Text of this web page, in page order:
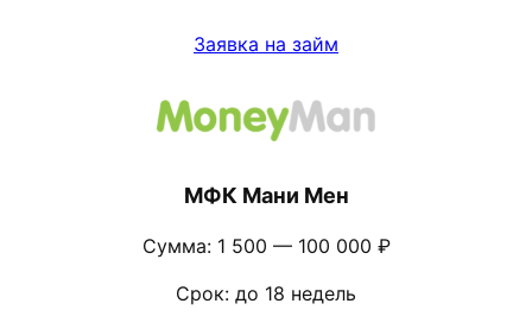
Заявка на займ
МФК Мани Мен
Сумма: 1 500 — 100 000 ₽
Срок: до 18 недель